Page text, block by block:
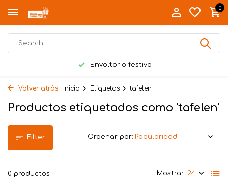
0
Envoltorio festivo
Volver atrás Inicio Etiquetas tafelen
Productos etiquetados como 'tafelen'
Filter
0 productos Mostrar:
Ordenar por: